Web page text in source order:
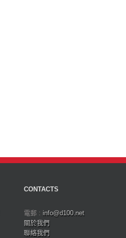
CONTACTS
電郵 : info@d100.net
關於我們
聯絡我們